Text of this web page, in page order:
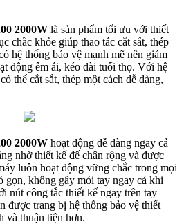
2000W là sản phẩm tối ưu với thiết
chắc khỏe giúp thao tác cắt sắt, thép
hệ thống bảo vệ mạnh mẽ nên giảm
động êm ái, kéo dài tuổi thọ. Với hệ
thể cắt sắt, thép một cách dễ dàng,
2000W hoạt động dễ dàng ngay cả
nhờ thiết kế đế chân rộng và được
luôn hoạt động vững chắc trong mọi
gọn, không gây mỏi tay ngay cả khi
nút công tắc thiết kế ngay trên tay
được trang bị hệ thống bảo vệ thiết
và thuận tiện hơn.